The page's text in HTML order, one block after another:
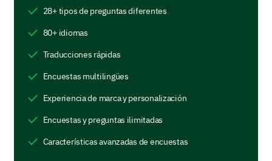
typically consume alcohol? (select all that
apply)
Social gatherings
Alone at home
With meals
28+ tipos de preguntas diferentes
80+ idiomas
Traducciones rápidas
Encuestas multilingües
Experiencia de marca y personalización
Encuestas y preguntas ilimitadas
Características avanzadas de encuestas